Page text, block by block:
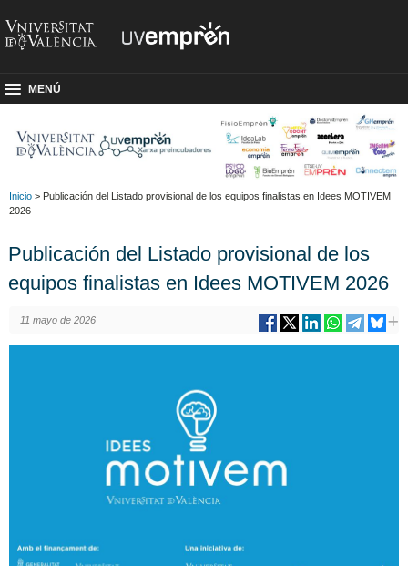
MENÚ
Inicio > Publicación del Listado provisional de los equipos finalistas en Idees MOTIVEM
2026
Publicación del Listado provisional de los
equipos finalistas en Idees MOTIVEM 2026
11 mayo de 2026